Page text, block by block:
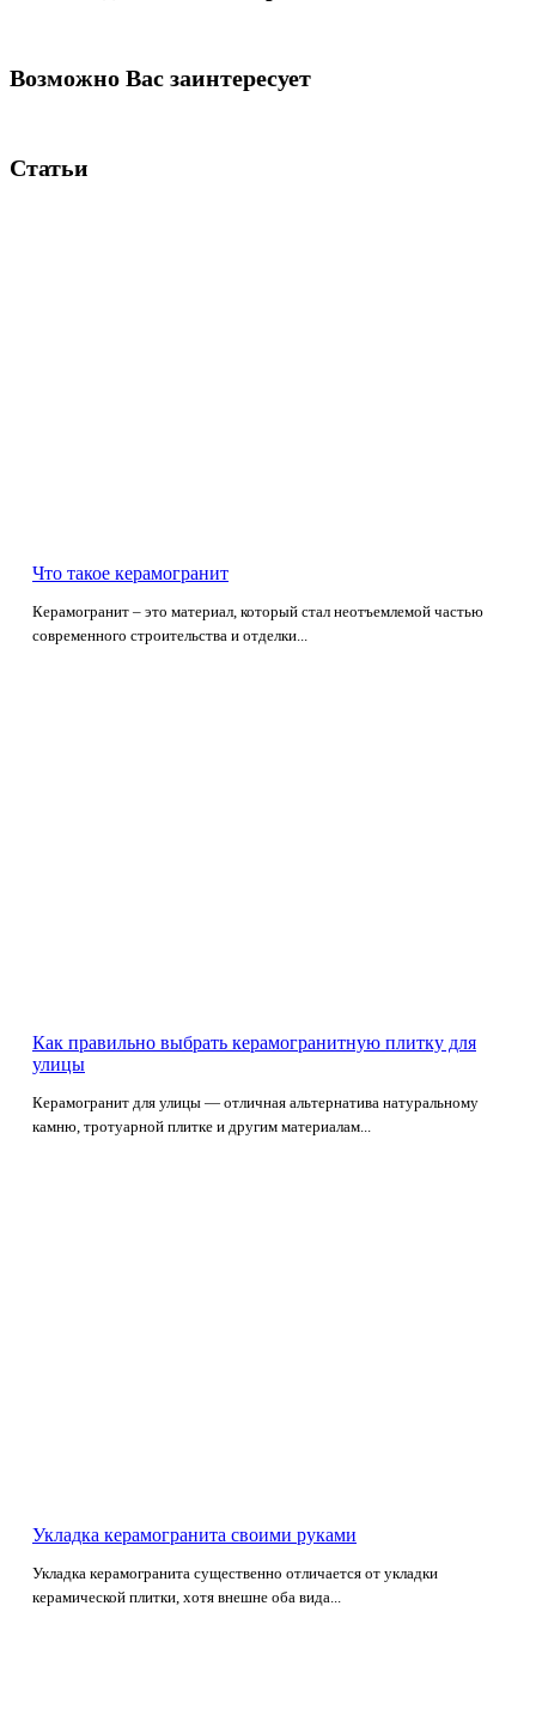
Возможно Вас заинтересует
Статьи
Что такое керамогранит
Керамогранит – это материал, который стал неотъемлемой частью
современного строительства и отделки...
Как правильно выбрать керамогранитную плитку для
улицы
Керамогранит для улицы — отличная альтернатива натуральному
камню, тротуарной плитке и другим материалам...
Укладка керамогранита своими руками
Укладка керамогранита существенно отличается от укладки
керамической плитки, хотя внешне оба вида...